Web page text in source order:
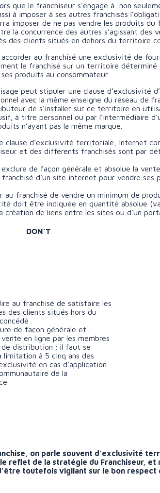
que le franchiseur s’engage à non
à imposer à ses autres franchisés
imposer de ne pas vendre les produits
la concurrence des autres s’agissant des
des clients situés en dehors du territoire
au franchisé une exclusivité de
le franchisé sur un territoire
produits au consommateur.
peut stipuler une clause d’exclusivité
avec la même enseigne du réseau de
de s’installer sur ce territoire en
à titre personnel ou par l’intermédiaire
n’ayant pas la même marque.
d’exclusivité territoriale, Internet
et des différents franchisés sont par
exclure de façon générale et absolue la
d’un site internet pour vendre
au franchisé de vendre un minimum de
doit être indiquée en quantité absolue
création de liens entre les sites ou d’un
DON’T
au franchisé de satisfaire les
des clients situés hors du
de façon générale et
en ligne par les membres
de distribution ; il faut se
limitation à 5 cinq ans des
en cas d’application
de la
on parle souvent d’exclusivité
reflet de la stratégie du Franchiseur,
toutefois vigilant sur le bon